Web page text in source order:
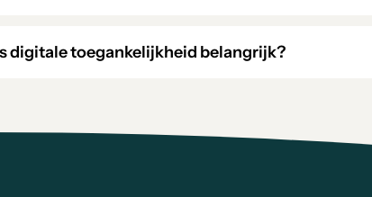
digitale toegankelijkheid belangrijk?